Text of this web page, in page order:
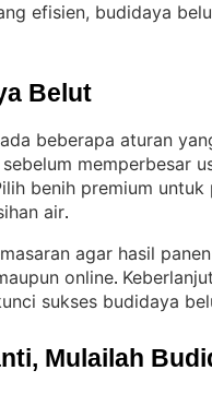
efisien, budidaya
Belut
beberapa aturan
memperbesar
benih premium untuk
air.
agar hasil
online.
sukses budidaya
Mulailah